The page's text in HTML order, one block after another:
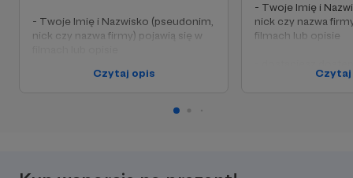
- Twoje Imię i Nazwisko (pseudonim,
nick czy nazwa firmy) pojawią się w
- zostaniesz zaproszony do
będziemy mogli dzielić się wiedzą
Czytaj opis
- Twoje Imię i
nick czy nazwa
filmach lub opisie
kanale, jeszcze